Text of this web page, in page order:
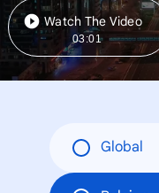
Watch The Video
03:01
Global